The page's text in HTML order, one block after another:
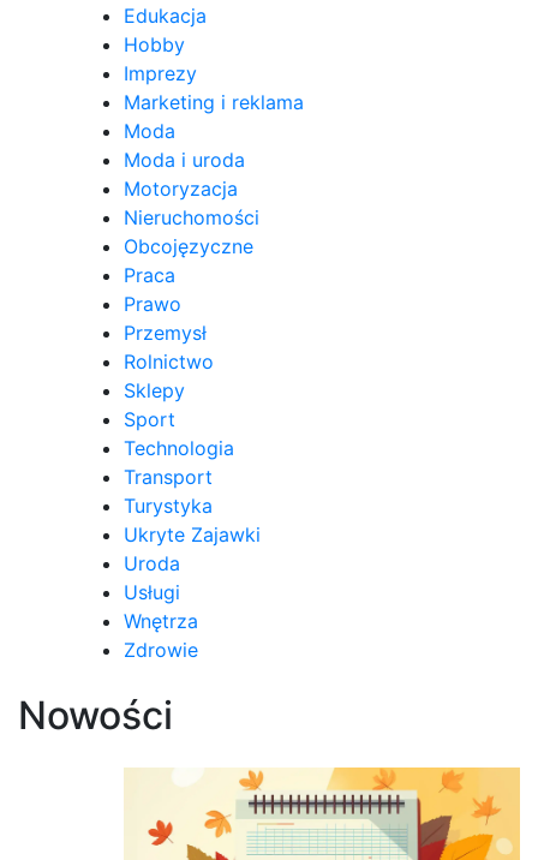
Edukacja
Hobby
Imprezy
Marketing i reklama
Moda
Moda i uroda
Motoryzacja
Nieruchomości
Obcojęzyczne
Praca
Prawo
Przemysł
Rolnictwo
Sklepy
Sport
Technologia
Transport
Turystyka
Ukryte Zajawki
Uroda
Usługi
Wnętrza
Zdrowie
Nowości